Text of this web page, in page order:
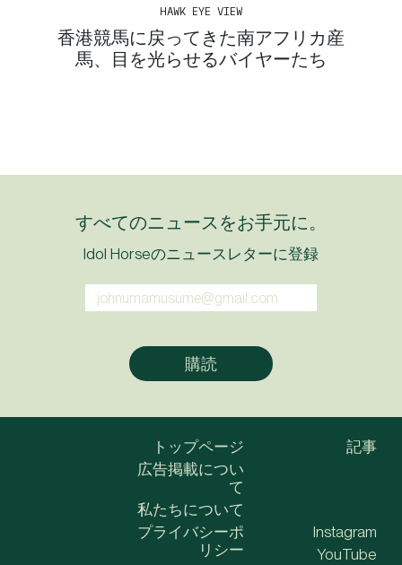
HAWK EYE VIEW
香港競馬に戻ってきた南アフリカ産
馬、目を光らせるバイヤーたち
すべてのニュースをお手元に。
Idol Horseのニュースレターに登録
トップページ
広告掲載につい
て
私たちについて
記事
プライバシーポ
リシー
Instagram
YouTube